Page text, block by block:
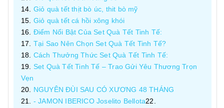
Giỏ quà tết thịt bò úc, thit bò mỹ
Giỏ quà tết cá hồi xông khói
Điểm Nổi Bật Của Set Quà Tết Tinh Tế:
Tại Sao Nên Chọn Set Quà Tết Tinh Tế?
Cách Thưởng Thức Set Quà Tết Tinh Tế:
Set Quà Tết Tinh Tế – Trao Gửi Yêu Thương Trọn
Vẹn
NGUYÊN ĐÙI SAU CÓ XƯƠNG 48 THÁNG
- JAMON IBERICO Joselito Bellota